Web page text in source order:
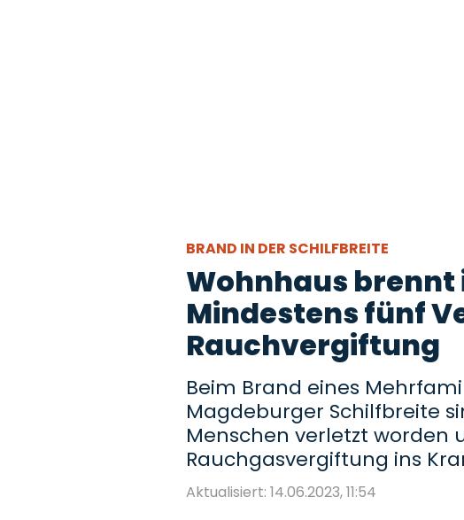
BRAND IN DER SCHILFBREITE
Wohnhaus brennt
Mindestens fünf
Rauchvergiftung
Beim Brand eines
Magdeburger Schilfbreite
Menschen verletzt worden
Rauchgasvergiftung ins
Aktualisiert: 14.06.2023, 11:54